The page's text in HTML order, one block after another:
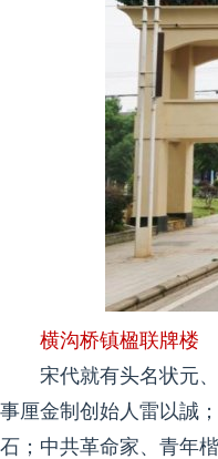
横沟桥镇楹联牌楼
宋代就有头名状元
事厘金制创始人雷以誠
石；中共革命家、青年